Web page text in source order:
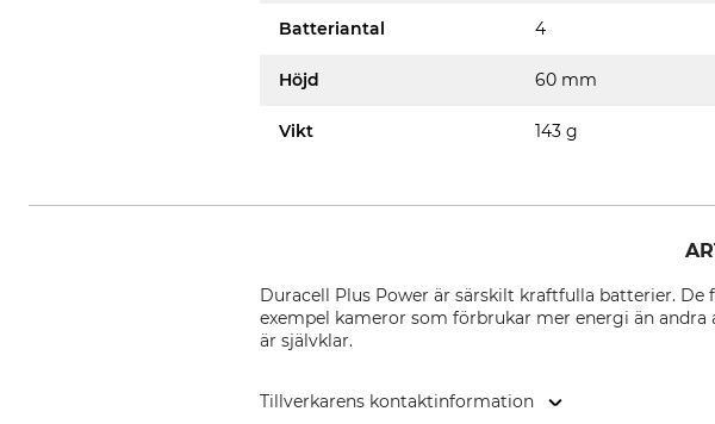
Batteriantal 4
Höjd 60 mm
Vikt 143 g
Duracell Plus Power är särskilt kraftfulla batterier.
exempel kameror som förbrukar mer energi än
är självklar.
Tillverkarens kontaktinformation